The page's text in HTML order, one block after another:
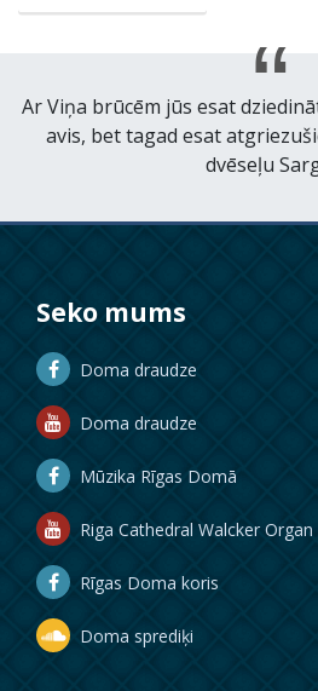
Ar Viņa brūcēm jūs esat
avis, bet tagad esat
dvēseļu
Seko mums
Doma draudze
Doma draudze
Mūzika Rīgas Domā
Riga Cathedral Walcker Organ
Rīgas Doma koris
Doma sprediķi